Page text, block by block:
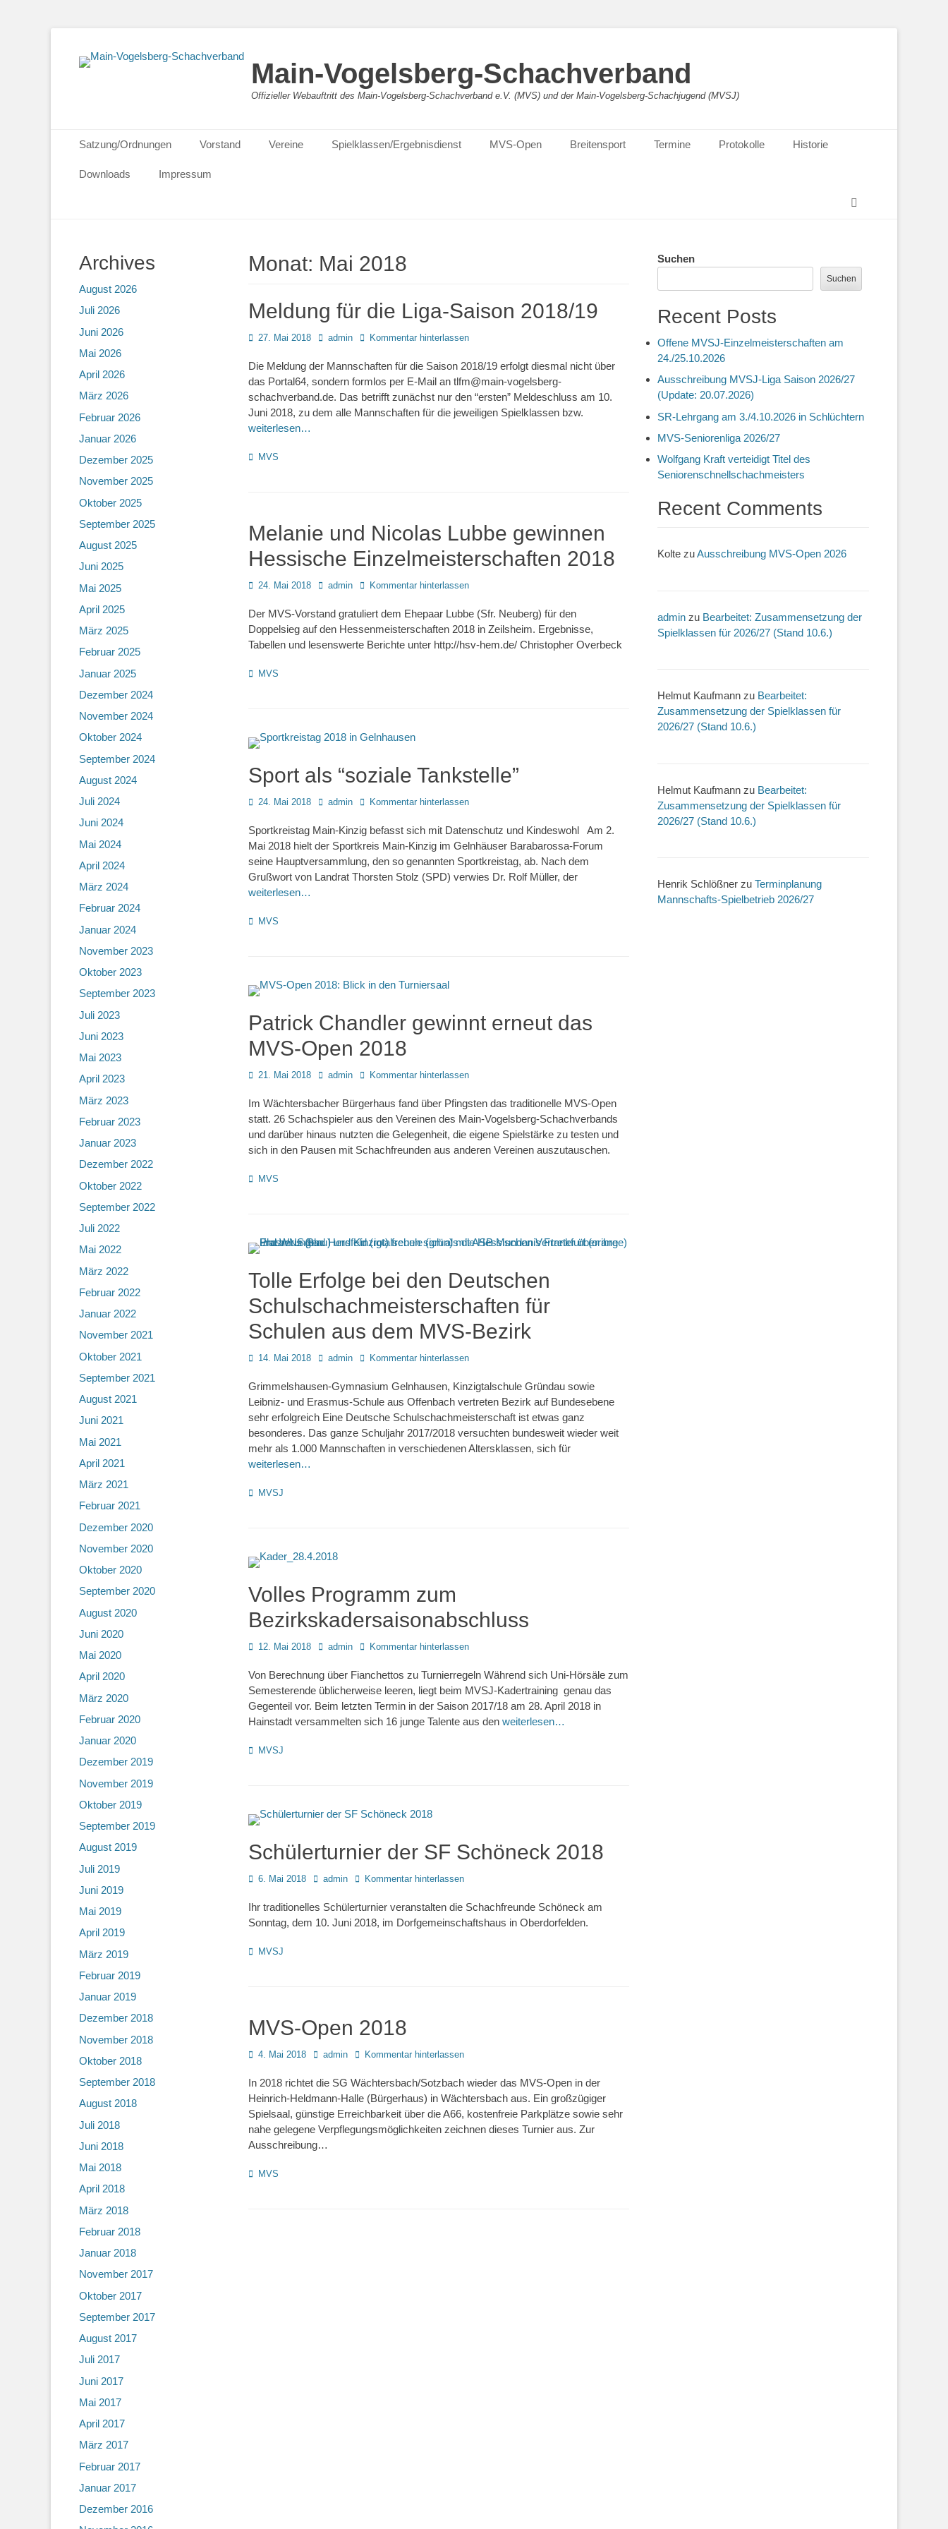
Main-Vogelsberg-Schachverband
Offizieller Webauftritt des Main-Vogelsberg-Schachverband e.V. (MVS) und der Main-Vogelsberg-Schachjugend (MVSJ)
Primäres Menü
Inhalt
springen
Satzung/Ordnungen Vorstand Vereine Spielklassen/Ergebnisdienst MVS-Open Breitensport Termine Protokolle Historie
Downloads
Impressum
Monat: Mai 2018
Meldung für die Liga-Saison 2018/19
Posted
27. Mai 2018 Autoradmin Kommentar hinterlassen
Die Meldung der Mannschaften für die Saison 2018/19 erfolgt diesmal nicht über
das Portal64, sondern formlos per E-Mail an tlfm@main-vogelsberg-
schachverband.de. Das betrifft zunächst nur den “ersten” Meldeschluss am 10.
Juni 2018, zu dem alle Mannschaften für die jeweiligen Spielklassen bzw.
weiterlesen…
Kategorien
MVS
Melanie und Nicolas Lubbe gewinnen
Hessische Einzelmeisterschaften 2018
Posted
24. Mai 2018 Autoradmin Kommentar hinterlassen
Der MVS-Vorstand gratuliert dem Ehepaar Lubbe (Sfr. Neuberg) für den
Doppelsieg auf den Hessenmeisterschaften 2018 in Zeilsheim. Ergebnisse,
Tabellen und lesenswerte Berichte unter http://hsv-hem.de/ Christopher Overbeck
Kategorien
MVS
Sport als “soziale Tankstelle”
Posted
24. Mai 2018 Autoradmin Kommentar hinterlassen
Sportkreistag Main-Kinzig befasst sich mit Datenschutz und Kindeswohl Am 2.
Mai 2018 hielt der Sportkreis Main-Kinzig im Gelnhäuser Barabarossa-Forum
seine Hauptversammlung, den so genannten Sportkreistag, ab. Nach dem
Grußwort von Landrat Thorsten Stolz (SPD) verwies Dr. Rolf Müller, der
weiterlesen…
Kategorien
MVS
Patrick Chandler gewinnt erneut das
MVS-Open 2018
Posted
21. Mai 2018 Autoradmin Kommentar hinterlassen
Im Wächtersbacher Bürgerhaus fand über Pfingsten das traditionelle MVS-Open
statt. 26 Schachspieler aus den Vereinen des Main-Vogelsberg-Schachverbands
und darüber hinaus nutzten die Gelegenheit, die eigene Spielstärke zu testen und
sich in den Pausen mit Schachfreunden aus anderen Vereinen auszutauschen.
Kategorien
MVS
Tolle Erfolge bei den Deutschen
Schulschachmeisterschaften für
Schulen aus dem MVS-Bezirk
Posted
14. Mai 2018 Autoradmin Kommentar hinterlassen
Grimmelshausen-Gymnasium Gelnhausen, Kinzigtalschule Gründau sowie
Leibniz- und Erasmus-Schule aus Offenbach vertreten Bezirk auf Bundesebene
sehr erfolgreich Eine Deutsche Schulschachmeisterschaft ist etwas ganz
besonderes. Das ganze Schuljahr 2017/2018 versuchten bundesweit wieder weit
mehr als 1.000 Mannschaften in verschiedenen Altersklassen, sich für
weiterlesen…
Kategorien
MVSJ
Volles Programm zum
Bezirkskadersaisonabschluss
Posted
12. Mai 2018 Autoradmin Kommentar hinterlassen
Von Berechnung über Fianchettos zu Turnierregeln Während sich Uni-Hörsäle zum
Semesterende üblicherweise leeren, liegt beim MVSJ-Kadertraining genau das
Gegenteil vor. Beim letzten Termin in der Saison 2017/18 am 28. April 2018 in
Hainstadt versammelten sich 16 junge Talente aus den weiterlesen…
Kategorien
MVSJ
Schülerturnier der SF Schöneck 2018
Posted
6. Mai 2018 Autoradmin Kommentar hinterlassen
Ihr traditionelles Schülerturnier veranstalten die Schachfreunde Schöneck am
Sonntag, dem 10. Juni 2018, im Dorfgemeinschaftshaus in Oberdorfelden.
Kategorien
MVSJ
MVS-Open 2018
Posted
4. Mai 2018 Autoradmin Kommentar hinterlassen
In 2018 richtet die SG Wächtersbach/Sotzbach wieder das MVS-Open in der
Heinrich-Heldmann-Halle (Bürgerhaus) in Wächtersbach aus. Ein großzügiger
Spielsaal, günstige Erreichbarkeit über die A66, kostenfreie Parkplätze sowie sehr
nahe gelegene Verpflegungsmöglichkeiten zeichnen dieses Turnier aus. Zur
Ausschreibung…
Kategorien
MVS
Suchen
Suchen
Recent Posts
Offene MVSJ-Einzelmeisterschaften am
24./25.10.2026
Ausschreibung MVSJ-Liga Saison 2026/27
(Update: 20.07.2026)
SR-Lehrgang am 3./4.10.2026 in Schlüchtern
MVS-Seniorenliga 2026/27
Wolfgang Kraft verteidigt Titel des
Seniorenschnellschachmeisters
Recent Comments
Kolte zuAusschreibung MVS-Open 2026
admin zu Bearbeitet: Zusammensetzung der
Spielklassen für 2026/27 (Stand 10.6.)
Helmut Kaufmann zu Bearbeitet:
Zusammensetzung der Spielklassen für
2026/27 (Stand 10.6.)
Helmut Kaufmann zu Bearbeitet:
Zusammensetzung der Spielklassen für
2026/27 (Stand 10.6.)
Henrik Schlößner zu Terminplanung
Mannschafts-Spielbetrieb 2026/27
Archives
August 2026
Juli 2026
Juni 2026
Mai 2026
April 2026
März 2026
Februar 2026
Januar 2026
Dezember 2025
November 2025
Oktober 2025
September 2025
August 2025
Juni 2025
Mai 2025
April 2025
März 2025
Februar 2025
Januar 2025
Dezember 2024
November 2024
Oktober 2024
September 2024
August 2024
Juli 2024
Juni 2024
Mai 2024
April 2024
März 2024
Februar 2024
Januar 2024
November 2023
Oktober 2023
September 2023
Juli 2023
Juni 2023
Mai 2023
April 2023
März 2023
Februar 2023
Januar 2023
Dezember 2022
Oktober 2022
September 2022
Juli 2022
Mai 2022
März 2022
Februar 2022
Januar 2022
November 2021
Oktober 2021
September 2021
August 2021
Juni 2021
Mai 2021
April 2021
März 2021
Februar 2021
Dezember 2020
November 2020
Oktober 2020
September 2020
August 2020
Juni 2020
Mai 2020
April 2020
März 2020
Februar 2020
Januar 2020
Dezember 2019
November 2019
Oktober 2019
September 2019
August 2019
Juli 2019
Juni 2019
Mai 2019
April 2019
März 2019
Februar 2019
Januar 2019
Dezember 2018
November 2018
Oktober 2018
September 2018
August 2018
Juli 2018
Juni 2018
Mai 2018
April 2018
März 2018
Februar 2018
Januar 2018
November 2017
Oktober 2017
September 2017
August 2017
Juli 2017
Juni 2017
Mai 2017
April 2017
März 2017
Februar 2017
Januar 2017
Dezember 2016